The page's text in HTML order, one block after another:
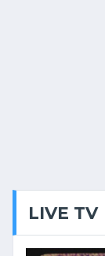
LIVE TV